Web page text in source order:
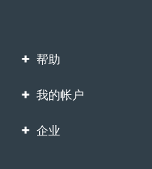
帮助
联系我们
我的帐户
产品注册
企业